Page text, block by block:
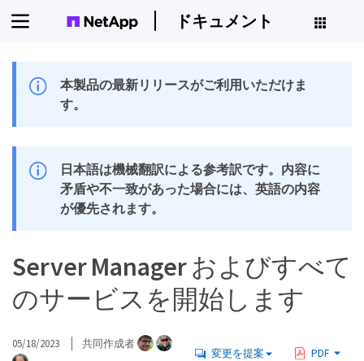
ドキュメント
本製品の最新リリースがご利用いただけま
す。
日本語は機械翻訳による参考訳です。内容に
矛盾や不一致があった場合には、英語の内容
が優先されます。
Server Manager およびすべて
のサービスを開始します
05/18/2023 共同作成者
変更を提案 PDF